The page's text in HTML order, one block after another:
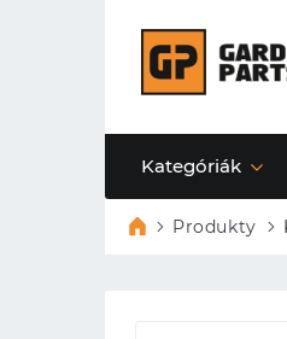
Kategóriák
Produkty